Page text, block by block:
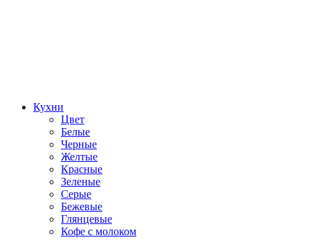
Кухни
Цвет
Белые
Черные
Желтые
Красные
Зеленые
Серые
Бежевые
Глянцевые
Кофе с молоком